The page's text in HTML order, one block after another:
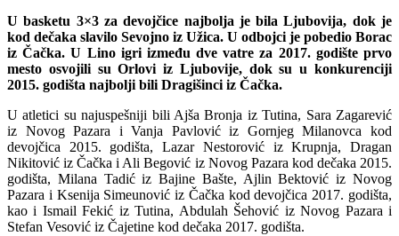
U basketu 3×3 za devojčice najbolja je bila Ljubovija, dok je
kod dečaka slavilo Sevojno iz Užica. U odbojci je pobedio Borac
iz Čačka. U Lino igri između dve vatre za 2017. godište prvo
mesto osvojili su Orlovi iz Ljubovije, dok su u konkurenciji
2015. godišta najbolji bili Dragišinci iz Čačka.
U atletici su najuspešniji bili Ajša Bronja iz Tutina, Sara Zagarević
iz Novog Pazara i Vanja Pavlović iz Gornjeg Milanovca kod
devojčica 2015. godišta, Lazar Nestorović iz Krupnja, Dragan
Nikitović iz Čačka i Ali Begović iz Novog Pazara kod dečaka 2015.
godišta, Milana Tadić iz Bajine Bašte, Ajlin Bektović iz Novog
Pazara i Ksenija Simeunović iz Čačka kod devojčica 2017. godišta,
kao i Ismail Fekić iz Tutina, Abdulah Šehović iz Novog Pazara i
Stefan Vesović iz Čajetine kod dečaka 2017. godišta.